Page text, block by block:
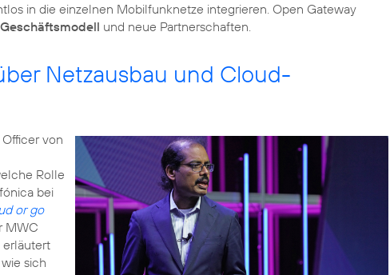
in die einzelnen Mobilfunknetze integrieren. Open Gateway
und neue Partnerschaften.
Netzausbau und Cloud-
von
Rolle
bei
or go
MWC
erläutert
sich